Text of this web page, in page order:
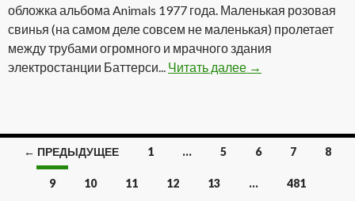
обложка альбома Animals 1977 года. Маленькая розовая
свинья (на самом деле совсем не маленькая) пролетает
между трубами огромного и мрачного здания
электростанции Баттерси... Читать далее Pink Floyd —
→
Навигация
← ПРЕДЫДУЩЕЕ 1 … 5 6 7 8
9 10 11 12 13 … 481